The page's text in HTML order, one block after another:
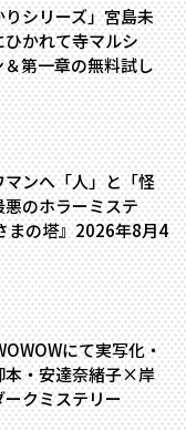
シリーズ」宮島未
かれて寺マルシ
第一章の無料試し
ンへ――「人」と「怪
のホラーミステ
の塔』2026年8月4
にて実写化・
・安達奈緒子×岸
クミステリー